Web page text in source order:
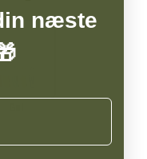
næste